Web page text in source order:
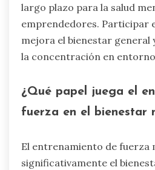
largo plazo para la salud
emprendedores. Participar
mejora el bienestar general
la concentración en
¿Qué papel juega el
fuerza en el bienestar
El entrenamiento de fuerza
significativamente el